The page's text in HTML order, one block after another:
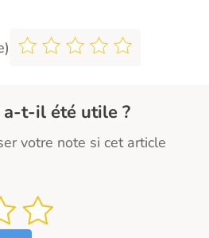
a-t-il été utile ?
votre note si cet article